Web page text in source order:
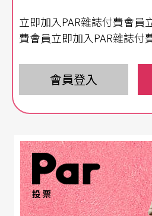
第50屆藝術節的重點節目、
但也因第五波疫情襲來，最
結。
疫情對表演藝術各方面的影
大降、觀眾因不同原因流失
質討論、輸入與輸出的國際
立即加入PAR雜誌付費會員
費會員立即加入PAR雜誌付
會員登入
投票